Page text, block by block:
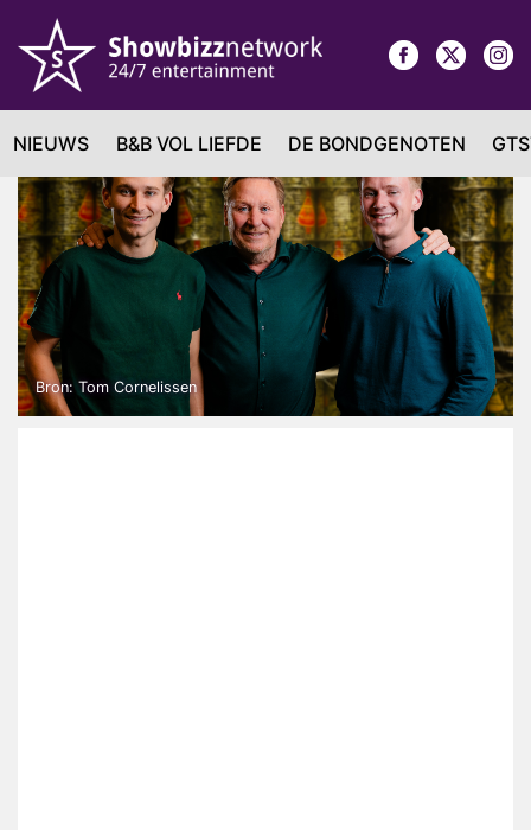
NIEUWS B&B VOL LIEFDE DE BONDGENOTEN
Bron: Tom Cornelissen